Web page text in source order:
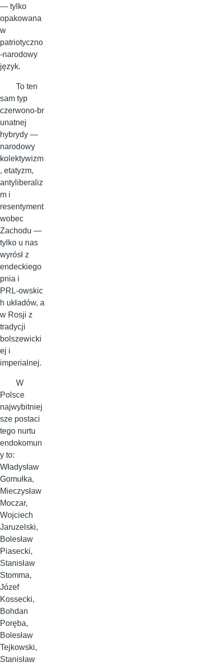
— tylko
opakowana
w
patriotyczno
‑narodowy
język.
To ten
sam typ
czerwono‑br
unatnej
hybrydy —
narodowy
kolektywizm
, etatyzm,
antyliberaliz
m i
resentyment
wobec
Zachodu —
tylko u nas
wyrósł z
endeckiego
pnia i
PRL‑owskic
h układów, a
w Rosji z
tradycji
bolszewicki
ej i
imperialnej.
W
Polsce
najwybitniej
sze postaci
tego nurtu
endokomun
y to:
Władysław
Gomułka,
Mieczysław
Moczar,
Wojciech
Jaruzelski,
Bolesław
Piasecki,
Stanisław
Stomma,
Józef
Kossecki,
Bohdan
Poręba,
Bolesław
Tejkowski,
Stanisław